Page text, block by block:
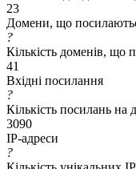
23
Домени, що
?
Кількість доменів, що
41
Вхідні посилання
?
Кількість посилань на
3090
IP-адреси
?